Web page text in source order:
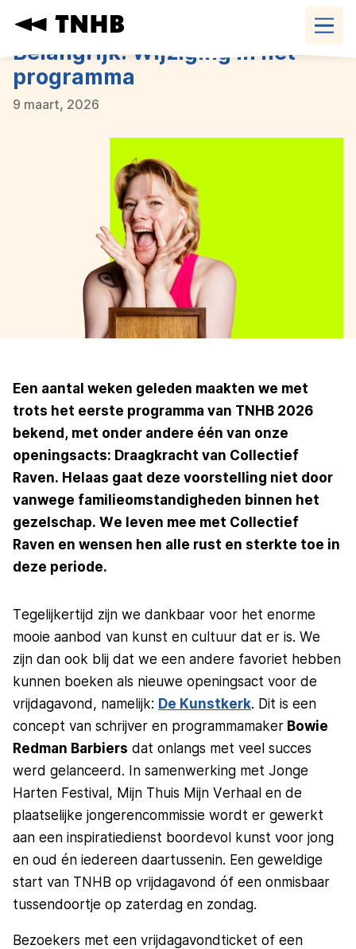
Navigatie
Belangrijk: Wijziging in het
programma
9 maart, 2026
Een aantal weken geleden maakten we met
trots het eerste programma van TNHB 2026
bekend, met onder andere één van onze
openingsacts: Draagkracht van Collectief
Raven. Helaas gaat deze voorstelling niet door
vanwege familieomstandigheden binnen het
gezelschap. We leven mee met Collectief
Raven en wensen hen alle rust en sterkte toe in
deze periode.
Tegelijkertijd zijn we dankbaar voor het enorme
mooie aanbod van kunst en cultuur dat er is. We
zijn dan ook blij dat we een andere favoriet hebben
kunnen boeken als nieuwe openingsact voor de
vrijdagavond, namelijk: De Kunstkerk. Dit is een
concept van schrijver en programmamaker Bowie
Redman Barbiers dat onlangs met veel succes
werd gelanceerd. In samenwerking met Jonge
Harten Festival, Mijn Thuis Mijn Verhaal en de
plaatselijke jongerencommissie wordt er gewerkt
aan een inspiratiedienst boordevol kunst voor jong
en oud én iedereen daartussenin. Een geweldige
start van TNHB op vrijdagavond óf een onmisbaar
tussendoortje op zaterdag en zondag.
Bezoekers met een vrijdagavondticket of een